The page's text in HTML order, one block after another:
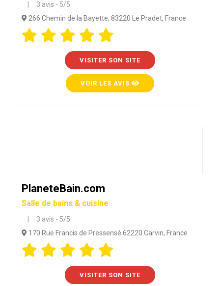
| 3 avis - 5/5
266 Chemin de la Bayette, 83220 Le Pradet, France
VISITER SON SITE
VOIR LES AVIS
PlaneteBain.com
Salle de bains & cuisine
| 3 avis - 5/5
170 Rue Francis de Pressensé 62220 Carvin, France
VISITER SON SITE